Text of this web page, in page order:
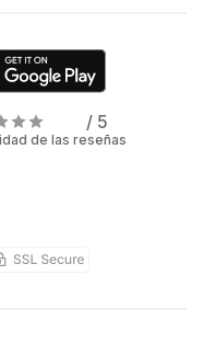
/ 5
de las reseñas